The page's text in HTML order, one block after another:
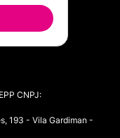
CNPJ:
193 - Vila Gardiman -